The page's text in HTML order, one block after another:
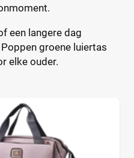
een langere dag
groene luiertas
elke ouder.